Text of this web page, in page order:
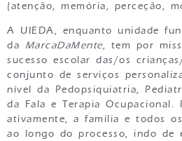
(atenção, memória, perceção,
A UIEDA, enquanto unidade
da MarcaDaMente, tem por
sucesso escolar das/os
conjunto de serviços
nível da Pedopsiquiatria,
da Fala e Terapia Ocupacional.
ativamente, a família e todos
ao longo do processo, indo de